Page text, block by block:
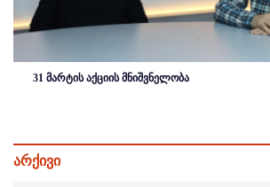
31 მარტის აქციის მნიშვნელობა
არქივი